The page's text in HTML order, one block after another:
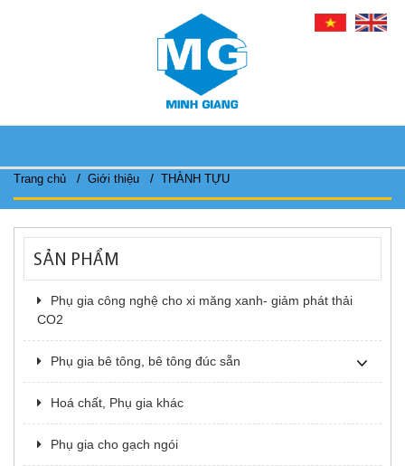
Trang chủ / Giới thiệu / THÀNH TỰU
SẢN PHẨM
Phụ gia công nghệ cho xi măng xanh- giảm phát thải
CO2
Phụ gia bê tông, bê tông đúc sẵn
Hoá chất, Phụ gia khác
Phụ gia cho gạch ngói